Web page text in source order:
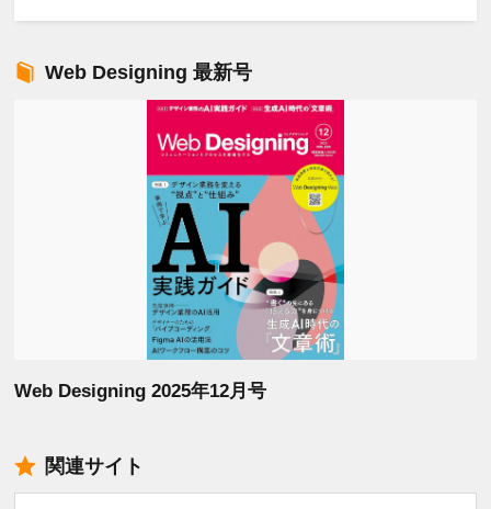
Web Designing 最新号
Web Designing 2025年12月号
関連サイト